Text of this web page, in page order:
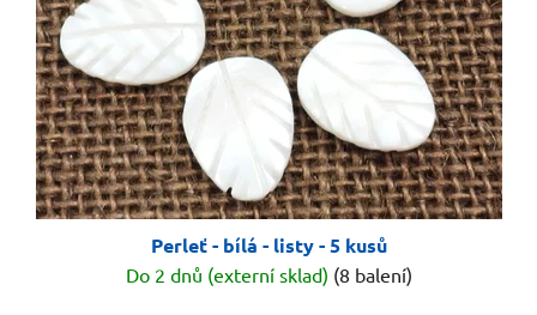
Perleť - bílá - listy - 5 kusů
Do 2 dnů (externí sklad) (8 balení)